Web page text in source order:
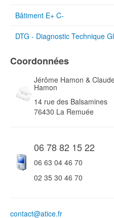
Bâtiment E+ C-
DTG - Diagnostic Technique
Coordonnées
Jérôme Hamon &
Hamon
14 rue des Balsamines
76430 La Remuée
06 78 82 15 22
06 63 04 46 70
02 35 30 46 70
contact@atice.fr